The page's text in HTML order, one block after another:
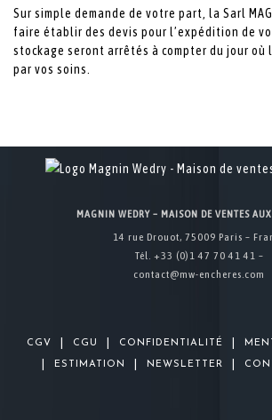
Sur simple demande de votre part, la Sarl
faire établir des devis pour l’expédition de
stockage seront arrêtés à compter du jour où
par vos soins.
MAGNIN WEDRY – MAISON DE VENTES
14 rue Drouot, 75009 Paris –
Tél. +33 (0)1 47 70 41 41 –
contact@mw-encheres.com
CGV CGU CONFIDENTIALITÉ
ESTIMATION NEWSLETTER